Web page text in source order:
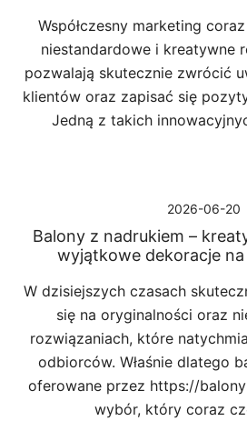
Współczesny marketing
niestandardowe i kreatywne
pozwalają skutecznie zwrócić
klientów oraz zapisać się
Jedną z takich
2026-06-20
Balony z nadrukiem –
wyjątkowe dekoracje
W dzisiejszych czasach
się na oryginalności oraz
rozwiązaniach, które
odbiorców. Właśnie dlatego
oferowane przez https://
wybór, który coraz